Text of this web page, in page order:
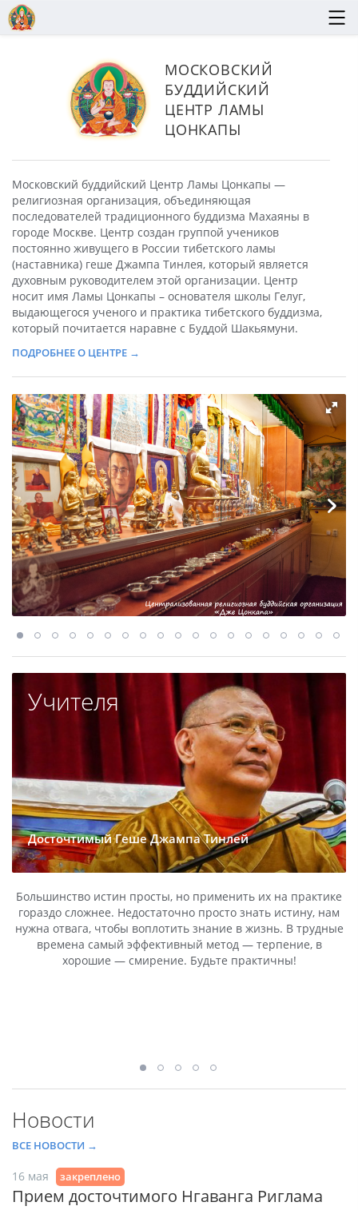
МОСКОВСКИЙ
БУДДИЙСКИЙ
ЦЕНТР ЛАМЫ
ЦОНКАПЫ
Московский буддийский Центр Ламы Цонкапы —
религиозная организация, объединяющая
последователей традиционного буддизма Махаяны в
городе Москве. Центр создан группой учеников
постоянно живущего в России тибетского ламы
(наставника) геше Джампа Тинлея, который является
духовным руководителем этой организации. Центр
носит имя Ламы Цонкапы – основателя школы Гелуг,
выдающегося ученого и практика тибетского буддизма,
который почитается наравне с Буддой Шакьямуни.
ПОДРОБНЕЕ О ЦЕНТРЕ →
Учителя
Досточтимый Геше Джампа Тинлей
Большинство истин просты, но применить их на практике
гораздо сложнее. Недостаточно просто знать истину, нам
нужна отвага, чтобы воплотить знание в жизнь. В трудные
времена самый эффективный метод — терпение, в
хорошие — смирение. Будьте практичны!
Новости
ВСЕ НОВОСТИ →
16 мая закреплено
Прием досточтимого Нгаванга Риглама